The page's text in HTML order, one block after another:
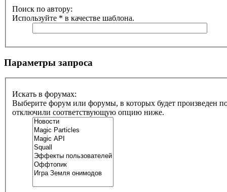
Поиск по автору:
Используйте * в качестве шаблона.
Параметры запроса
Искать в форумах:
Выберите форум или форумы, в которых будет произведен
отключили соответствующую опцию ниже.